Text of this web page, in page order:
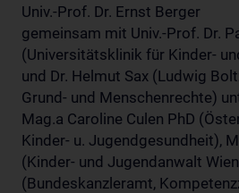
Univ.-Prof. Dr. Ernst Berger
gemeinsam mit Univ.-Prof. Dr.
(Universitätsklinik für Kinder-
und Dr. Helmut Sax (Ludwig
Grund- und Menschenrechte)
Mag.a Caroline Culen PhD
Kinder- u. Jugendgesundheit),
(Kinder- und Jugendanwalt
(Bundeskanzleramt,